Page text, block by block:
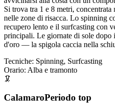
Si trova tra 1 e 8 metri,
nelle zone di risacca. Lo spinning
recupero lento e il surfcasting con
principali. Le giornate di sole dopo
d'oro — la spigola caccia nella
Tecniche: Spinning, Surfcasting
Orario: Alba e tramonto
🦑
CalamaroPeriodo top